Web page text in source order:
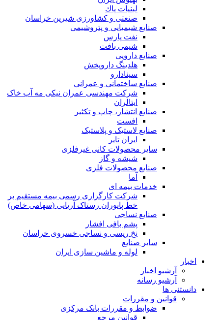
لبنيات پاك
صنعتی و کشاورزی شیرین خراسان
صنایع شیمیایی و پتروشیمی
نفت پارس
شیمی بافت
صنایع دارویی
هلدینگ داروپخش
سینادارو
صنایع ساختمانی و عمرانی
شرکت مهندسی عمران نیکی مه آب خاک
ایتالران
صنایع انتشار، چاپ و تکثير
افست
صنایع لاستیک و پلاستیک
ایران تایر
ساير محصولات كانی غيرفلزی
شیشه و گاز
صنایع محصولات فلزی
آما
خدمات بیمه ای
شرکت کارگزاری رسمی بیمه مستقیم بر
خط پایوران رستاک آریایی (سهامی خاص)
صنایع نساجی
پشم بافی افشار
نخ ریسی و نساجی خسروی خراسان
سایر صنایع
لوله و ماشین سازی ایران
اخبار
آرشیو اخبار
آرشیو رسانه
دانستنی ها
قوانین و مقررات
ضوابط و مقررات بانک مرکزی
قوانين مرجع